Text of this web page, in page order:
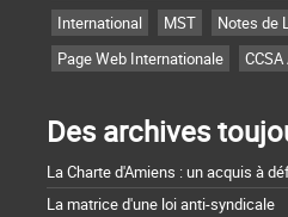
International
MST Notes de
Page Web Internationale
Des archives
La Charte d'Amiens : un acquis à
La matrice d'une loi anti-syndicale